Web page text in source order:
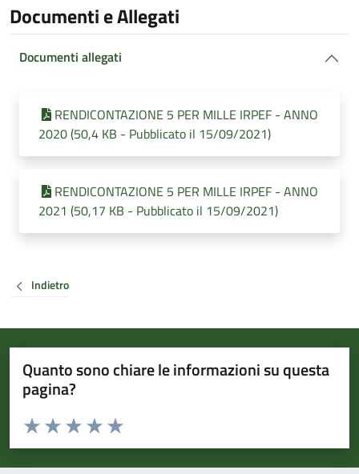
Documenti e Allegati
Documenti allegati
RENDICONTAZIONE 5 PER MILLE IRPEF - ANNO
2020 (50,4 KB - Pubblicato il 15/09/2021)
RENDICONTAZIONE 5 PER MILLE IRPEF - ANNO
2021 (50,17 KB - Pubblicato il 15/09/2021)
Indietro
Quanto sono chiare le informazioni su questa
pagina?
Valuta da 1 a 5 stelle la pagina
Valuta 5 stelle su 5
Valuta 4 stelle su 5
Valuta 3 stelle su 5
Valuta 2 stelle su 5
Valuta 1 stelle su 5